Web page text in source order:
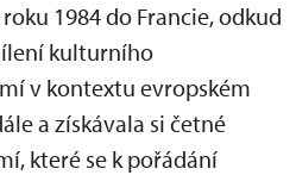
1984 do Francie, odkud
kulturního
v kontextu evropském
a získávala si četné
které se k pořádání